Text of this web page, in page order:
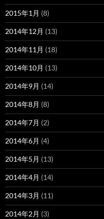
2015年1月 (8)
2014年12月 (13)
2014年11月 (18)
2014年10月 (13)
2014年9月 (14)
2014年8月 (8)
2014年7月 (2)
2014年6月 (4)
2014年5月 (13)
2014年4月 (14)
2014年3月 (11)
2014年2月 (3)